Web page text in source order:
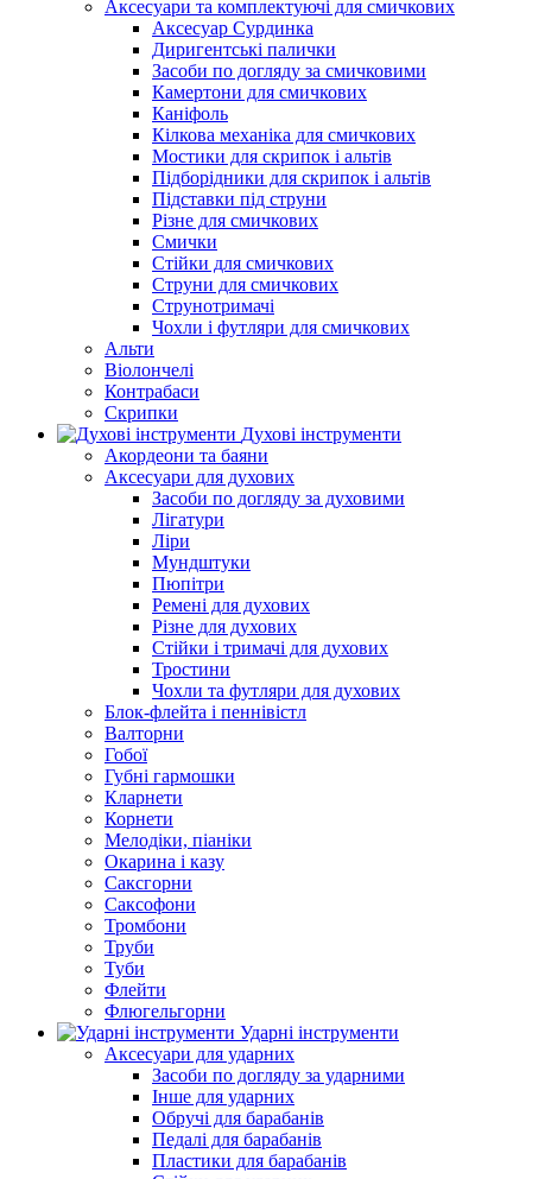
Аксесуари та комплектуючі для смичкових
Аксесуар Сурдинка
Диригентські палички
Засоби по догляду за смичковими
Камертони для смичкових
Каніфоль
Кілкова механіка для смичкових
Мостики для скрипок і альтів
Підборiдники для скрипок і альтів
Підставки під струни
Різне для смичкових
Смички
Стійки для смичкових
Струни для смичкових
Струнотримачі
Чохли і футляри для смичкових
Альти
Віолончелі
Контрабаси
Скрипки
Духові інструменти
Акордеони та баяни
Аксесуари для духових
Засоби по догляду за духовими
Лігатури
Ліри
Мундштуки
Пюпітри
Ремені для духових
Різне для духових
Стійки і тримачі для духових
Тростини
Чохли та футляри для духових
Блок-флейта і пеннівістл
Валторни
Гобої
Губні гармошки
Кларнети
Корнети
Мелодіки, піаніки
Окарина і казу
Саксгорни
Саксофони
Тромбони
Труби
Туби
Флейти
Флюгельгорни
Ударні інструменти
Аксесуари для ударних
Засоби по догляду за ударними
Інше для ударних
Обручі для барабанів
Педалі для барабанів
Пластики для барабанів